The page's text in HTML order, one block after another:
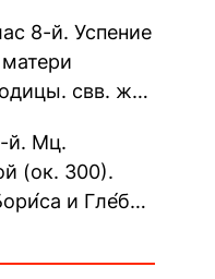
8-й. Успение
свв. жен
й. Мц.
(ок. 300).
и Гле́ба,